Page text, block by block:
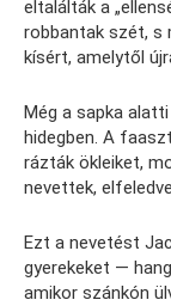
eltalálták a
robbantak szét, s
kísért, amelytől
Még a sapka
hidegben. A
rázták ökleiket,
nevettek,
Ezt a nevetést
gyerekeket —
amikor szánkón